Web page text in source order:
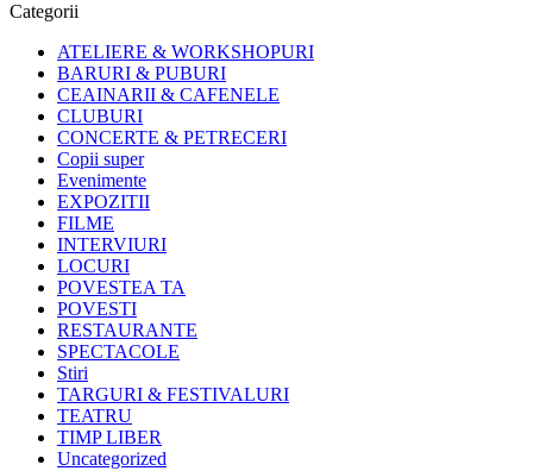
Categorii
ATELIERE & WORKSHOPURI
BARURI & PUBURI
CEAINARII & CAFENELE
CLUBURI
CONCERTE & PETRECERI
Copii super
Evenimente
EXPOZITII
FILME
INTERVIURI
LOCURI
POVESTEA TA
POVESTI
RESTAURANTE
SPECTACOLE
Stiri
TARGURI & FESTIVALURI
TEATRU
TIMP LIBER
Uncategorized